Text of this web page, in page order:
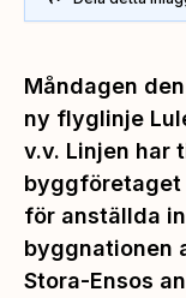
Måndagen
ny flyglinje
v.v. Linjen har
byggföretaget
för anställda
byggnationen
Stora-Ensos